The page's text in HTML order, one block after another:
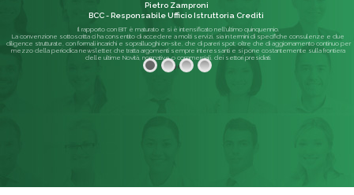
Il rapporto con BIT è maturato e si è intensificato nell'ultimo quinquennio.
La convenzione sottoscritta ci ha consentito di accedere a molti servizi, sia in termini di specifiche consulenze e due
diligence strutturate, con formali incarichi e sopralluoghi on-site, che di pareri spot; oltre che di aggiornamento continuo per
mezzo della periodica newsletter, che tratta argomenti sempre interessanti e si pone costantemente sulla frontiera
delle ultime Novità, normative o commerciali, dei settori presidiati.
Pietro Zamproni
BCC - Responsabile Ufficio Istruttoria Crediti
Leggi di più